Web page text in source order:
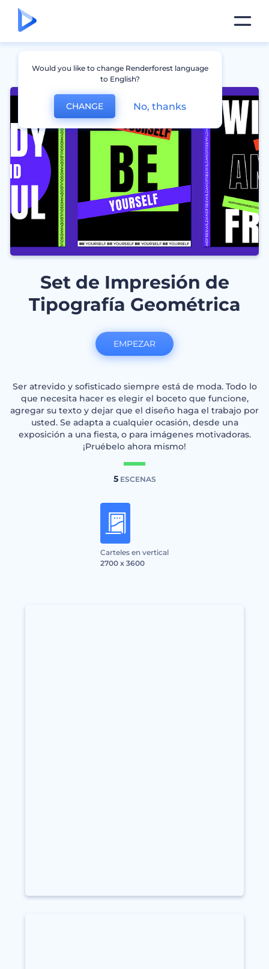
Set de Impresión de
Tipografía Geométrica
Ser atrevido y sofisticado siempre está de moda. Todo lo
que necesita hacer es elegir el boceto que funcione,
agregar su texto y dejar que el diseño haga el trabajo por
usted. Se adapta a cualquier ocasión, desde una
exposición a una fiesta, o para imágenes motivadoras.
¡Pruébelo ahora mismo!
5ESCENAS
Carteles en vertical
2700 x 3600
EMPEZAR
Would you like to change Renderforest language
to English?
CHANGE No, thanks